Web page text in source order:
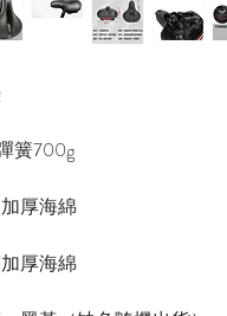
簧700g
厚海綿
厚海綿